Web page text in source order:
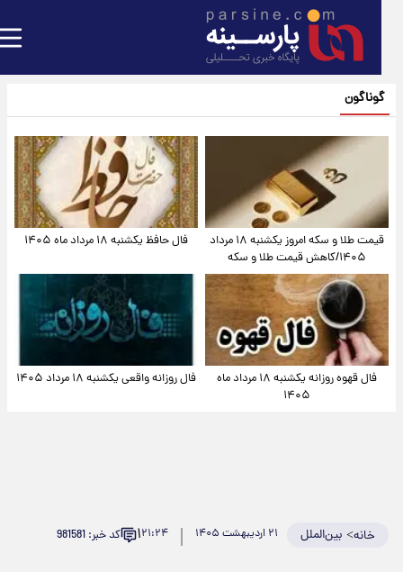
گوناگون
قیمت طلا و سکه امروز یکشنبه ۱۸ مرداد
۱۴۰۵/کاهش قیمت طلا و سکه
فال حافظ یکشنبه ۱۸ مرداد ماه ۱۴۰۵
فال قهوه روزانه یکشنبه ۱۸ مرداد ماه
۱۴۰۵
فال روزانه واقعی یکشنبه ۱۸ مرداد ۱۴۰۵
خانه>بین‌الملل ۲۱:۲۴۱ کد خبر: 981581